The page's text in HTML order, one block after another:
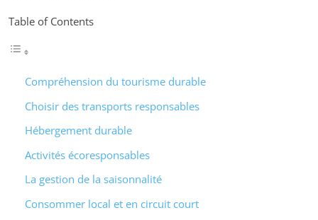
Table of Contents
Compréhension du tourisme durable
Choisir des transports responsables
Hébergement durable
Activités écoresponsables
La gestion de la saisonnalité
Consommer local et en circuit court